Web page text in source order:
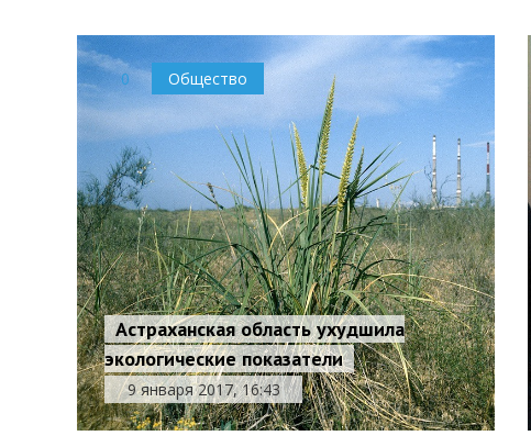
0 Общество
Астраханская область ухудшила
экологические показатели
9 января 2017, 16:43